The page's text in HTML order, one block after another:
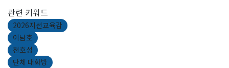
관련 키워드
2026지선교육감
이남호
천호성
단체 대화방